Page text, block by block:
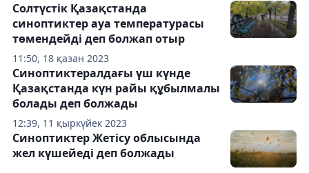
11:50, 18 қазан 2023
Солтүстік Қазақстанда
синоптиктер ауа температурасы
төмендейді деп болжап отыр
12:39, 11 қыркүйек 2023
Синоптиктералдағы үш күнде
Қазақстанда күн райы құбылмалы
болады деп болжады
Синоптиктер Жетісу облысында
жел күшейеді деп болжады